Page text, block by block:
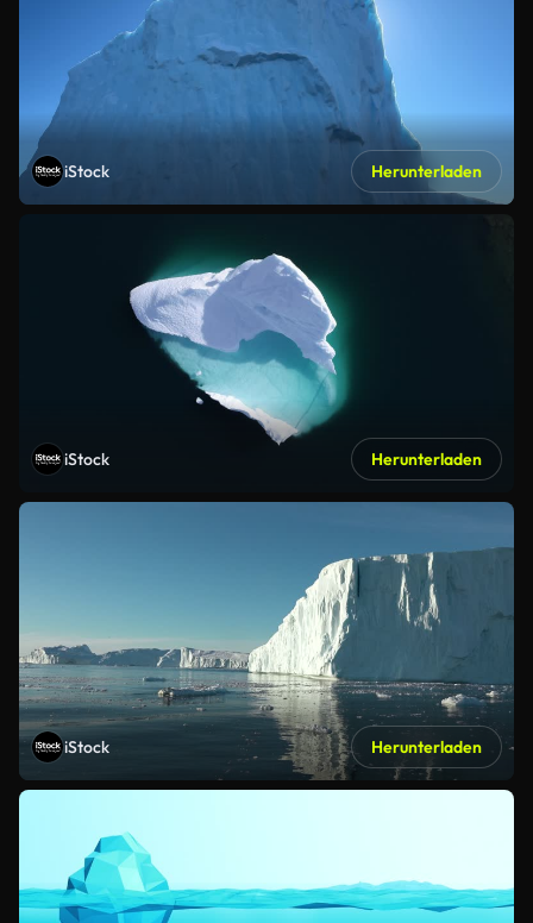
iStock Herunterladen
iStock Herunterladen
iStock Herunterladen